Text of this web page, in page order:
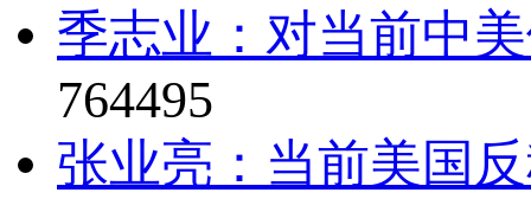
季志业：对当前中
764495
张业亮：当前美国